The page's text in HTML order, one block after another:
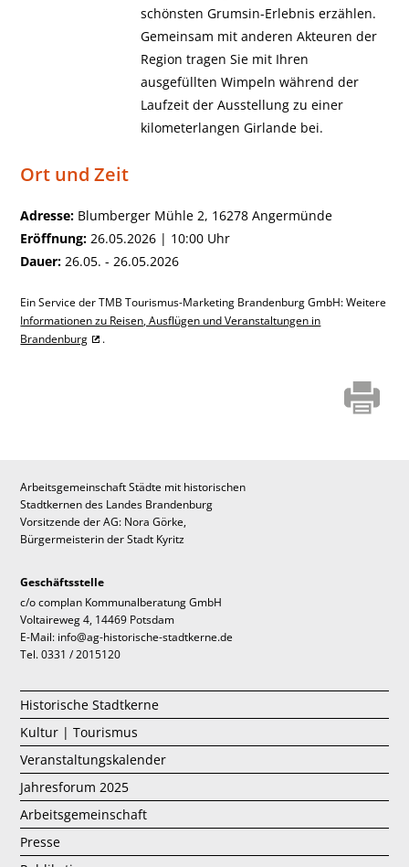
schönsten Grumsin-Erlebnis erzählen.
Gemeinsam mit anderen Akteuren der
Region tragen Sie mit Ihren
ausgefüllten Wimpeln während der
Laufzeit der Ausstellung zu einer
kilometerlangen Girlande bei.
Ort und Zeit
Adresse: Blumberger Mühle 2, 16278 Angermünde
Eröffnung: 26.05.2026 | 10:00 Uhr
Dauer: 26.05. - 26.05.2026
Ein Service der TMB Tourismus-Marketing Brandenburg GmbH: Weitere
Informationen zu Reisen, Ausflügen und Veranstaltungen in
Brandenburg
.
Arbeitsgemeinschaft Städte mit historischen
Stadtkernen des Landes Brandenburg
Vorsitzende der AG: Nora Görke,
Bürgermeisterin der Stadt Kyritz
Geschäftsstelle
c/o complan Kommunalberatung GmbH
Voltaireweg 4, 14469 Potsdam
E-Mail: info@ag-historische-stadtkerne.de
Tel. 0331 / 2015120
Historische Stadtkerne
Kultur | Tourismus
Veranstaltungskalender
Jahresforum 2025
Arbeitsgemeinschaft
Presse